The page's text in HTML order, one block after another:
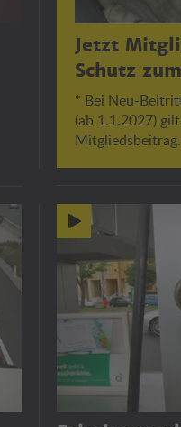
Jetzt
Schutz
* Bei Neu-
(ab 1.1.2027)
Mitgliedsbeitrag.